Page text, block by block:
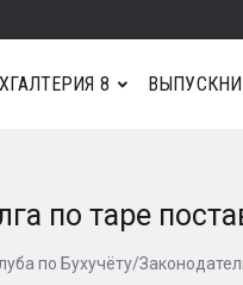
8
по таре
по Бухучёту/